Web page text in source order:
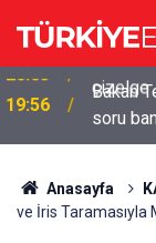
19:56
Bakan
soru
Anasayfa
ve İris Taramasıyla